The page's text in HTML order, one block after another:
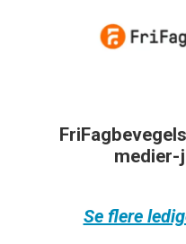
medier-
Se flere